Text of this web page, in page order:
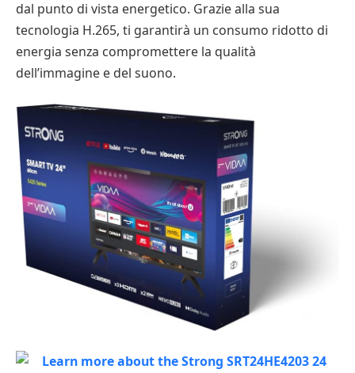
dal punto di vista energetico. Grazie alla sua
tecnologia H.265, ti garantirà un consumo ridotto di
energia senza compromettere la qualità
dell’immagine e del suono.